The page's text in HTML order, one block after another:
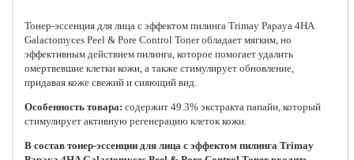
Тонер-эссенция для лица с эффектом пилингаTrimay Papaya 4HA
Galactomyces Peel & Pore Control Toner обладает мягким, но
эффективным действием пилинга, которое помогает удалить
омертвевшие клетки кожи, а также стимулирует обновление,
придавая коже свежий и сияющий вид.
Особенность товара: содержит 49.3% экстракта папайи, который
стимулирует активную регенерацию клеток кожи.
В состав тонер-эссенции для лица с эффектом пилинга Trimay